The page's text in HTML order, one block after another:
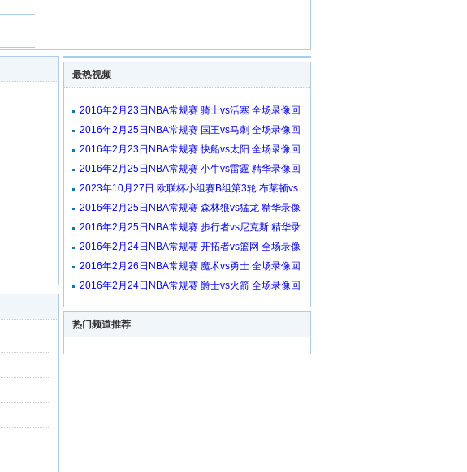
最热视频
2016年2月23日NBA常规赛 骑士vs活塞 全场录像回
放
2016年2月25日NBA常规赛 国王vs马刺 全场录像回
放
2016年2月23日NBA常规赛 快船vs太阳 全场录像回
放
2016年2月25日NBA常规赛 小牛vs雷霆 精华录像回
放
2023年10月27日 欧联杯小组赛B组第3轮 布莱顿vs
阿贾克斯 全场录像回放
2016年2月25日NBA常规赛 森林狼vs猛龙 精华录像
回放
2016年2月25日NBA常规赛 步行者vs尼克斯 精华录
像回放
2016年2月24日NBA常规赛 开拓者vs篮网 全场录像
回放
2016年2月26日NBA常规赛 魔术vs勇士 全场录像回
放
2016年2月24日NBA常规赛 爵士vs火箭 全场录像回
热门频道推荐